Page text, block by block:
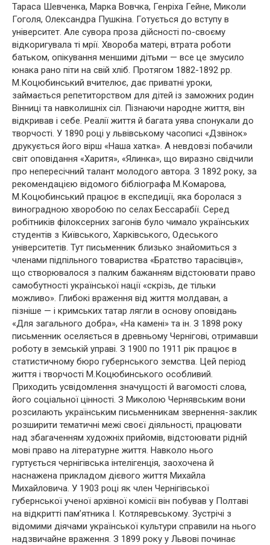
Тараса Шевченка, Марка Вовчка, Генріха Гейне, Миколи
Гоголя, Олександра Пушкіна. Готується до вступу в
університет. Але сувора проза дійсності по-своєму
відкоригувала ті мрії. Хвороба матері, втрата роботи
батьком, опікування меншими дітьми — все це змусило
юнака рано піти на свій хліб. Протягом 1882-1892 рр.
М.Коцюбинський вчителює, дає приватні уроки,
займається репетиторством для дітей із заможних родин
Вінниці та навколишніх сіл. Пізнаючи народне життя, він
відкривав і себе. Реалії життя й багата уява спонукали до
творчості. У 1890 році у львівському часописі «Дзвінок»
друкується його вірш «Наша хатка». А невдовзі побачили
світ оповідання «Харитя», «Ялинка», що виразно свідчили
про непересічний талант молодого автора. З 1892 року, за
рекомендацією відомого бібліографа М.Комарова,
М.Коцюбинський працює в експедиції, яка боролася з
виноградною хворобою по селах Бессарабії. Серед
робітників філоксерних загонів було чимало українських
студентів з Київського, Харківського, Одеського
університетів. Тут письменник близько знайомиться з
членами підпільного товариства «Братство тарасівців»,
що створювалося з палким бажанням відстоювати право
самобутності української нації «скрізь, де тільки
можливо». Глибокі враження від життя молдаван, а
пізніше — і кримських татар лягли в основу оповідань
«Для загального добра», «На камені» та ін. З 1898 року
письменник оселяється в древньому Чернігові, отримавши
роботу в земській управі. З 1900 по 1911 рік працює в
статистичному бюро губернського земства. Цей період
життя і творчості М.Коцюбинського особливий.
Приходить усвідомлення значущості й вагомості слова,
його соціальної цінності. З Миколою Чернявським вони
розсилають українським письменникам звернення-заклик
розширити тематичні межі своєї діяльності, працювати
над збагаченням художніх прийомів, відстоювати рідній
мові право на літературне життя. Навколо нього
гуртується чернігівська інтелігенція, заохочена й
наснажена прикладом дієвого життя Михайла
Михайловича. У 1903 році як член Чернігівської
губернської ученої архівної комісії він побував у Полтаві
на відкритті пам’ятника І. Котляревському. Зустрічі з
відомими діячами української культури справили на нього
надзвичайне враження. З 1899 року у Львові починає